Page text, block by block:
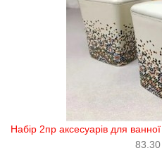
Набір 2пр аксесуарів для
83.30